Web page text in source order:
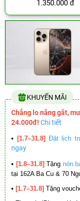
1.350.000 đ
KHUYẾN MÃI
Chẳng lo nắng gắt,
24.000đ! Chi tiết
• [1.7–31.8] Đặt lịch
ngay
• [1.8–31.8] Tặng nón
tại 162A Ba Cu & 70
• [1.7–31.8] Tặng